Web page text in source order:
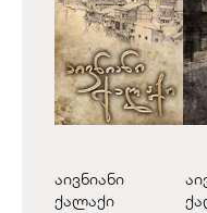
აივნიანი
ქალაქი